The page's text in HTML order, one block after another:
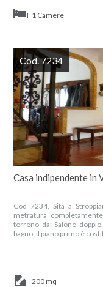
1 Camere
Casa indipendente in
Cod 7234, Sita a
metratura
terreno da: Salone
bagno; il piano primo è
Cod. 7234
200 mq